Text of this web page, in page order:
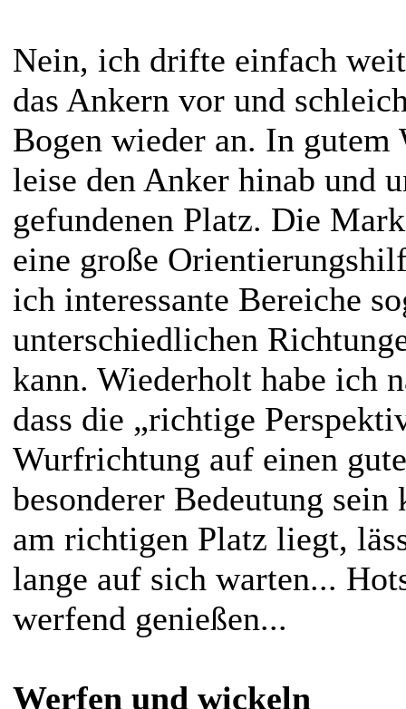
Nein, ich drifte einfach
das Ankern vor und
Bogen wieder an. In gutem
leise den Anker hinab und
gefundenen Platz. Die
eine große
ich interessante Bereiche
unterschiedlichen
kann. Wiederholt habe ich
dass die „richtige
Wurfrichtung auf einen
besonderer Bedeutung
am richtigen Platz liegt,
lange auf sich warten...
werfend genießen...
Werfen und wickeln